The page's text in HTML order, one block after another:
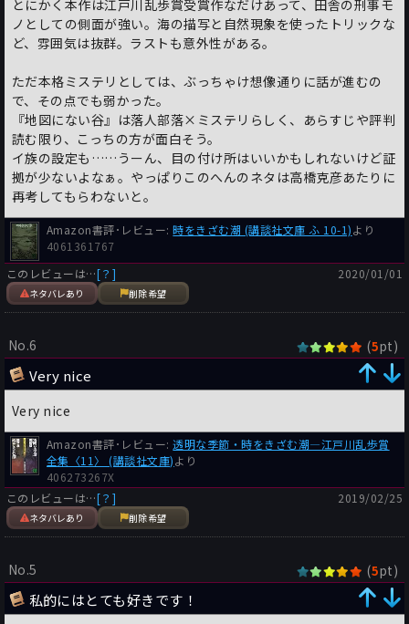
とにかく本作は江戸川乱歩賞受賞作なだけあって、田舎の刑事モ
ノとしての側面が強い。海の描写と自然現象を使ったトリックな
ど、雰囲気は抜群。ラストも意外性がある。
ただ本格ミステリとしては、ぶっちゃけ想像通りに話が進むの
で、その点でも弱かった。
『地図にない谷』は落人部落×ミステリらしく、あらすじや評判
読む限り、こっちの方が面白そう。
イ族の設定も……うーん、目の付け所はいいかもしれないけど証
拠が少ないよなぁ。やっぱりこのへんのネタは高橋克彦あたりに
再考してもらわないと。
Amazon書評･レビュー:時をきざむ潮 (講談社文庫 ふ 10-1)より
4061361767
このレビューは…[？]
ネタバレあり 削除希望
2020/01/01
No.6 (5pt)
Very nice
Very nice
Amazon書評･レビュー:透明な季節・時をきざむ潮―江戸川乱歩賞
全集〈11〉 (講談社文庫)より
406273267X
このレビューは…[？]
ネタバレあり 削除希望
2019/02/25
No.5 (5pt)
私的にはとても好きです！